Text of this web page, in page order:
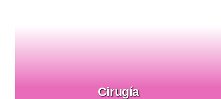
Cirugía